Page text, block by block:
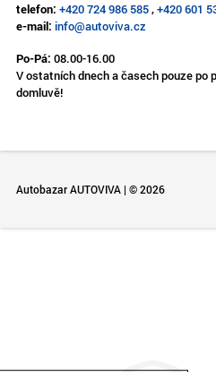
telefon: +420 724 986 585,+420 601
e-mail: info@autoviva.cz
Po-Pá: 08.00-16.00
V ostatních dnech a časech pouze po
domluvě!
Autobazar AUTOVIVA | © 2026